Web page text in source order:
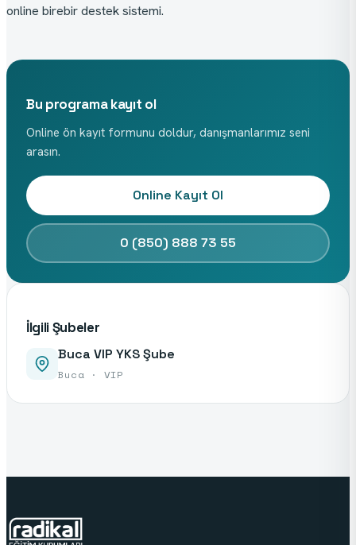
online birebir destek sistemi.
Bu programa kayıt ol
Online ön kayıt formunu doldur, danışmanlarımız seni
arasın.
Online Kayıt Ol
0 (850) 888 73 55
İlgili Şubeler
Buca VIP YKS Şube
Buca · VIP